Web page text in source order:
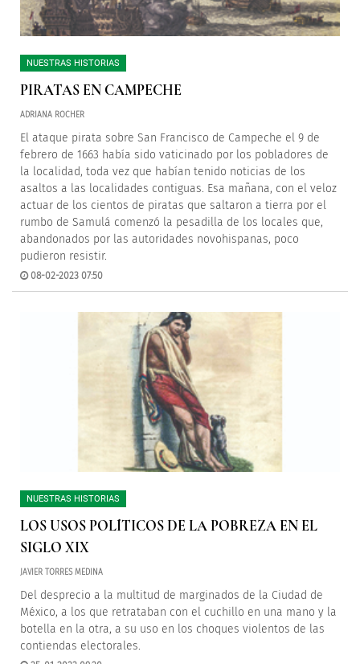
NUESTRAS HISTORIAS
PIRATAS EN CAMPECHE
ADRIANA ROCHER
El ataque pirata sobre San Francisco de Campeche el 9 de
febrero de 1663 había sido vaticinado por los pobladores de
la localidad, toda vez que habían tenido noticias de los
asaltos a las localidades contiguas. Esa mañana, con el veloz
actuar de los cientos de piratas que saltaron a tierra por el
rumbo de Samulá comenzó la pesadilla de los locales que,
abandonados por las autoridades novohispanas, poco
pudieron resistir.
08-02-2023 07:50
NUESTRAS HISTORIAS
LOS USOS POLÍTICOS DE LA POBREZA EN EL
SIGLO XIX
JAVIER TORRES MEDINA
Del desprecio a la multitud de marginados de la Ciudad de
México, a los que retrataban con el cuchillo en una mano y la
botella en la otra, a su uso en los choques violentos de las
contiendas electorales.